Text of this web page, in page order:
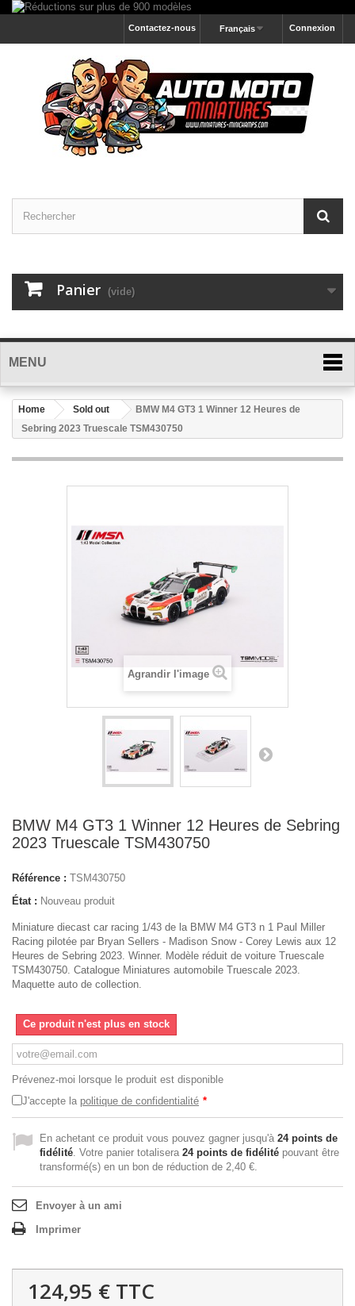
Connexion
Français
Contactez-nous
Panier (vide)
MENU
Home Sold out
BMW M4 GT3 1 Winner 12 Heures de
Sebring 2023 Truescale TSM430750
Agrandir l'image
BMW M4 GT3 1 Winner 12 Heures de Sebring
2023 Truescale TSM430750
Référence : TSM430750
État : Nouveau produit
Miniature diecast car racing 1/43 de la BMW M4 GT3 n 1 Paul Miller
Racing pilotée par Bryan Sellers - Madison Snow - Corey Lewis aux 12
Heures de Sebring 2023. Winner. Modèle réduit de voiture Truescale
TSM430750. Catalogue Miniatures automobile Truescale 2023.
Maquette auto de collection.
Ce produit n'est plus en stock
Prévenez-moi lorsque le produit est disponible
J'accepte la politique de confidentialité *
En achetant ce produit vous pouvez gagner jusqu'à 24points de
fidélité. Votre panier totalisera 24points de fidélité pouvant être
transformé(s) en un bon de réduction de 2,40 €.
Envoyer à un ami
Imprimer
124,95 € TTC